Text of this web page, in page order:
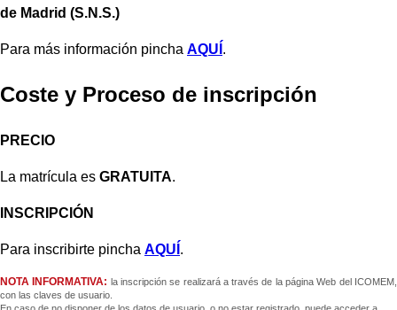
de Madrid (S.N.S.)
Para más información pincha AQUÍ .
Coste y Proceso de inscripción
PRECIO
La matrícula es GRATUITA.
INSCRIPCIÓN
Para inscribirte pincha AQUÍ .
NOTA INFORMATIVA: la inscripción se realizará a través de la página Web del ICOMEM,
con las claves de usuario.